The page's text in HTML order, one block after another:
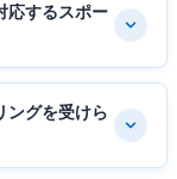
応するスポー
ングを受けら